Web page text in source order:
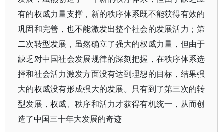
有的权威力量支撑，新的秩序体系既不能获得有效的
巩固和完善，也不能激发出整个社会的发展活力；第
二次转型发展，虽然确立了强大的权威力量，但由于
缺乏对中国社会发展规律的深刻把握，在秩序体系选
择和社会活力激发方面没有达到理想的目标，结果强
大的权威没有形成强大的发展。只有到了第三次的转
型发展，权威、秩序和活力才获得有机统一，从而创
造了中国三十年大发展的奇迹